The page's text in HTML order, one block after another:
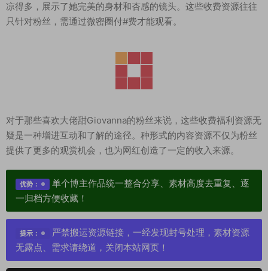
凉得多，展示了她完美的身材和杏感的镜头。这些收费资源往往
只针对粉丝，需通过微密圈付#费才能观看。
对于那些喜欢大佬甜Giovanna的粉丝来说，这些收费福利资源无
疑是一种增进互动和了解的途径。种形式的内容资源不仅为粉丝
提供了更多的观赏机会，也为网红创造了一定的收入来源。
优势：
单个博主作品统一整合分享、素材高度去重复、逐
一归档方便收藏！
提示：
严禁搬运资源链接，一经发现封号处理，素材资源
无露点、需求请绕道，关闭本站网页！